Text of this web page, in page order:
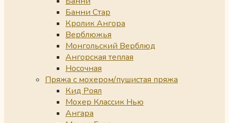
Банни Стар
Кролик Ангора
Верблюжья
Монгольский Верблюд
Ангорская теплая
Носочная
Пряжа с мохером/пушистая пряжа
Кид Роял
Мохер Классик Нью
Ангара